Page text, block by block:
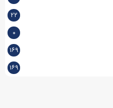
۲۲
۰
۱۶۹
۱۶۹